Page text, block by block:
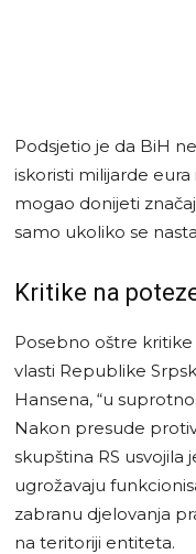
Podsjetio je da BiH
iskoristi milijarde
mogao donijeti
samo ukoliko se
Kritike na
Posebno oštre
vlasti Republike
Hansena, “u
Nakon presude
skupština RS usvojila
ugrožavaju
zabranu djelovanja
na teritoriji entiteta.